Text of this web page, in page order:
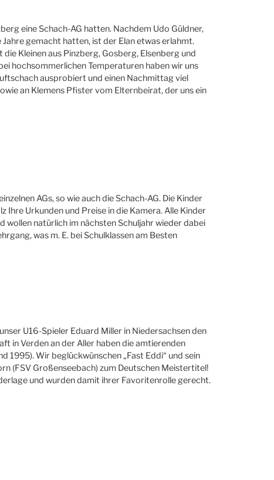
eine Schach-AG hatten. Nachdem Udo Güldner,
Jahre gemacht hatten, ist der Elan etwas erlahmt.
Kleinen aus Pinzberg, Gosberg, Elsenberg und
hochsommerlichen Temperaturen haben wir uns
ausprobiert und einen Nachmittag viel
an Klemens Pfister vom Elternbeirat, der uns ein
AGs, so wie auch die Schach-AG. Die Kinder
Urkunden und Preise in die Kamera. Alle Kinder
wollen natürlich im nächsten Schuljahr wieder dabei
was m. E. bei Schulklassen am Besten
U16-Spieler Eduard Miller in Niedersachsen den
in Verden an der Aller haben die amtierenden
1995). Wir beglückwünschen „Fast Eddi“ und sein
(FSV Großenseebach) zum Deutschen Meistertitel!
und wurden damit ihrer Favoritenrolle gerecht.